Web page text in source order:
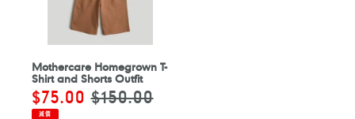
Mothercare Homegrown T-
Shirt and Shorts Outfit
售
價
$75.00 定
價
$150.00
減價